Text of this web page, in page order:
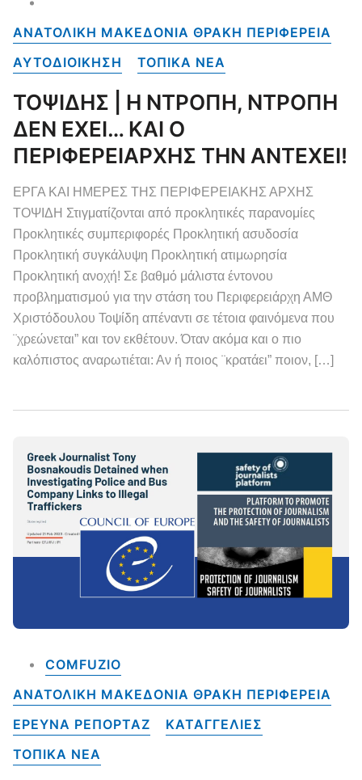
ΑΝΑΤΟΛΙΚΗ ΜΑΚΕΔΟΝΙΑ ΘΡΑΚΗ ΠΕΡΙΦΕΡΕΙΑ
ΑΥΤΟΔΙΟΙΚΗΣΗ
ΤΟΠΙΚΑ NEA
ΤΟΨΙΔΗΣ | Η ΝΤΡΟΠΗ, ΝΤΡΟΠΗ
ΔΕΝ ΕΧΕΙ… ΚΑΙ Ο
ΠΕΡΙΦΕΡΕΙΑΡΧΗΣ ΤΗΝ ΑΝΤΕΧΕΙ!
ΕΡΓΑ ΚΑΙ ΗΜΕΡΕΣ ΤΗΣ ΠΕΡΙΦΕΡΕΙΑΚΗΣ ΑΡΧΗΣ
ΤΟΨΙΔΗ Στιγματίζονται από προκλητικές παρανομίες
Προκλητικές συμπεριφορές Προκλητική ασυδοσία
Προκλητική συγκάλυψη Προκλητική ατιμωρησία
Προκλητική ανοχή! Σε βαθμό μάλιστα έντονου
προβληματισμού για την στάση του Περιφερειάρχη ΑΜΘ
Χριστόδουλου Τοψίδη απέναντι σε τέτοια φαινόμενα που
¨χρεώνεται” και τον εκθέτουν. Όταν ακόμα και ο πιο
καλόπιστος αναρωτιέται: Αν ή ποιος ¨κρατάει” ποιον, […]
COMFUZIO
ΑΝΑΤΟΛΙΚΗ ΜΑΚΕΔΟΝΙΑ ΘΡΑΚΗ ΠΕΡΙΦΕΡΕΙΑ
ΕΡΕΥΝΑ ΡΕΠΟΡΤΑΖ
ΚΑΤΑΓΓΕΛΙΕΣ
ΤΟΠΙΚΑ NEA